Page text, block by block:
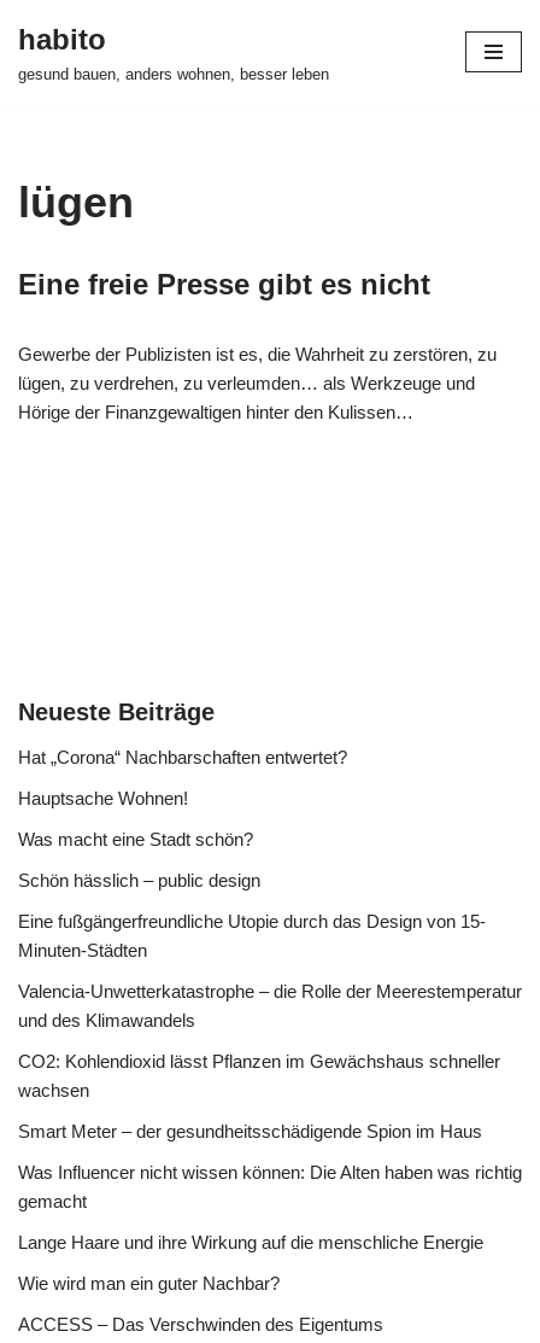
habito
gesund bauen, anders wohnen, besser leben
lügen
Eine freie Presse gibt es nicht
Gewerbe der Publizisten ist es, die Wahrheit zu zerstören, zu
lügen, zu verdrehen, zu verleumden… als Werkzeuge und
Hörige der Finanzgewaltigen hinter den Kulissen…
Neueste Beiträge
Hat „Corona“ Nachbarschaften entwertet?
Hauptsache Wohnen!
Was macht eine Stadt schön?
Schön hässlich – public design
Eine fußgängerfreundliche Utopie durch das Design von 15-
Minuten-Städten
Valencia-Unwetterkatastrophe – die Rolle der Meerestemperatur
und des Klimawandels
CO2: Kohlendioxid lässt Pflanzen im Gewächshaus schneller
wachsen
Smart Meter – der gesundheitsschädigende Spion im Haus
Was Influencer nicht wissen können: Die Alten haben was richtig
gemacht
Lange Haare und ihre Wirkung auf die menschliche Energie
Wie wird man ein guter Nachbar?
ACCESS – Das Verschwinden des Eigentums